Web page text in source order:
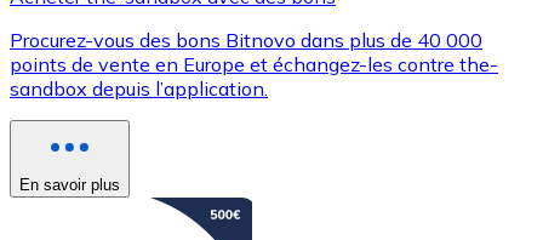
Procurez-vous des bons Bitnovo dans plus de 40 000
points de vente en Europe et échangez-les contre the-
sandbox depuis l’application.
En savoir plus